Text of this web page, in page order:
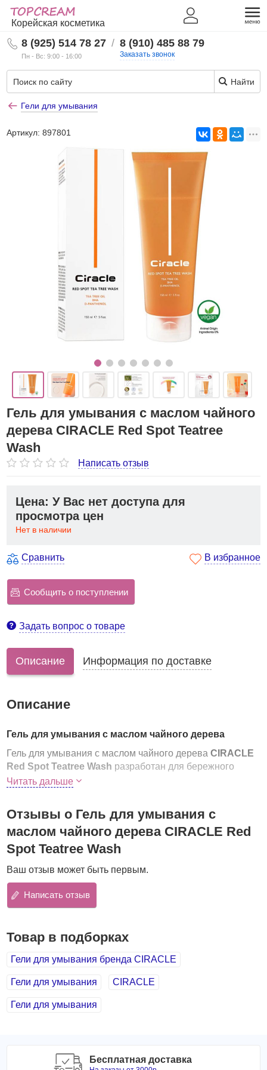
Корейская косметика
8 (925) 514 78 27
Пн - Вс: 9:00 - 16:00
/ 8 (910) 485 88 79
Заказать звонок
Найти
Гели для умывания
Артикул:897801
Гель для умывания с маслом чайного
дерева CIRACLE Red Spot Teatree
Wash
Написать отзыв
Цена: У Вас нет доступа для
просмотра цен
Нет в наличии
Сравнить В избранное
Сообщить о поступлении
Задать вопрос о товаре
Описание Информация по доставке
Описание
Гель для умывания с маслом чайного дерева
Гель для умывания с маслом чайного дереваCIRACLE
Red Spot Teatree Wash разработан для бережного
очищения проблемной, раздраженной и чувствительной
бережно очищает кожу, не провоцируя сухость и
раздражение;
помогает в борьбе с воспалениями;
оказывает успокаивающее и заживляющее действие;
нормализует секрецию кожного сала;
содержит мягкие очищающие компоненты и
благоприятный для кожи уровень pH, который
защищает кожу во время и после очищения.
Салициловая кислота (BHA)
себум, растворяет сальные пробки и устраняет
чёрные точки.
противовоспалительные и бактерицидные свойства,
липидный барьер.
Читать дальше
Отзывы о Гель для умывания с
маслом чайного дерева CIRACLE Red
Spot Teatree Wash
Ваш отзыв может быть первым.
Написать отзыв
Товар в подборках
Гели для умывания бренда CIRACLE
Гели для умывания CIRACLE
Гели для умывания
Бесплатная доставка